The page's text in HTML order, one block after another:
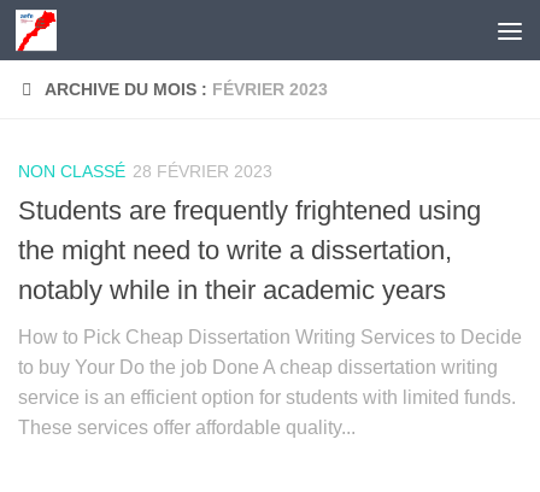
Skip to content
ARCHIVE DU MOIS : FÉVRIER 2023
NON CLASSÉ 28 FÉVRIER 2023
Students are frequently frightened using
the might need to write a dissertation,
notably while in their academic years
How to Pick Cheap Dissertation Writing Services to Decide
to buy Your Do the job Done A cheap dissertation writing
service is an efficient option for students with limited funds.
These services offer affordable quality...